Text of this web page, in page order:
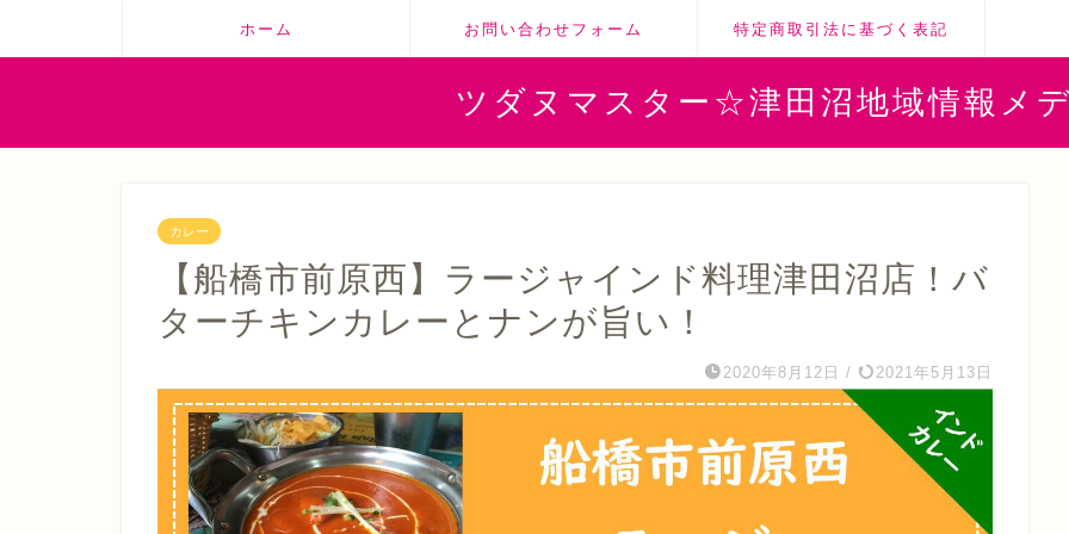
ホーム お問い合わせフォーム 特定商取引法に基づく表記
ツダヌマスター☆津田沼地域情報メ
カレー
【船橋市前原西】ラージャインド料理津田沼店！バ
ターチキンカレーとナンが旨い！
2020年8月12日 / 2021年5月13日